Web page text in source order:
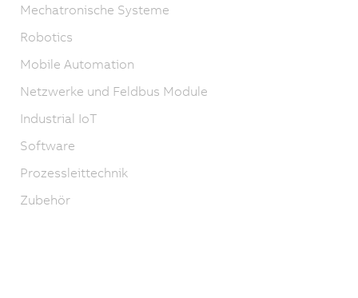
Mechatronische Systeme
Robotics
Mobile Automation
Netzwerke und Feldbus Module
Industrial IoT
Software
Prozessleittechnik
Zubehör